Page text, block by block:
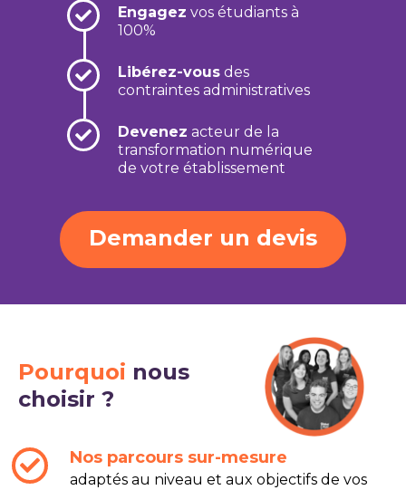
Engagez vos étudiants à
100%
Libérez-vous des
contraintes administratives
Devenez acteur de la
transformation numérique
de votre établissement
Demander un devis
Pourquoi nous
choisir ?
Nos parcours sur-mesure
adaptés au niveau et aux objectifs de vos